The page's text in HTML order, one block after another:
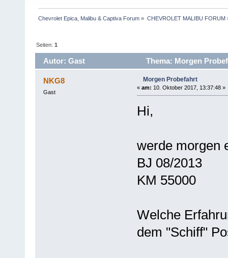
Chevrolet Epica, Malibu & Captiva Forum » CHEVROLET MALIBU FORUM
Seiten:1
Autor: Gast Thema: Morgen
NKG8
Gast
Morgen Probefahrt
« am: 10. Oktober 2017, 13:37:48 »
Hi,
werde morgen
BJ 08/2013
KM 55000
Welche
dem "Schiff"